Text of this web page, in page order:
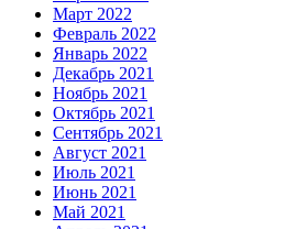
Март 2022
Февраль 2022
Январь 2022
Декабрь 2021
Ноябрь 2021
Октябрь 2021
Сентябрь 2021
Август 2021
Июль 2021
Июнь 2021
Май 2021